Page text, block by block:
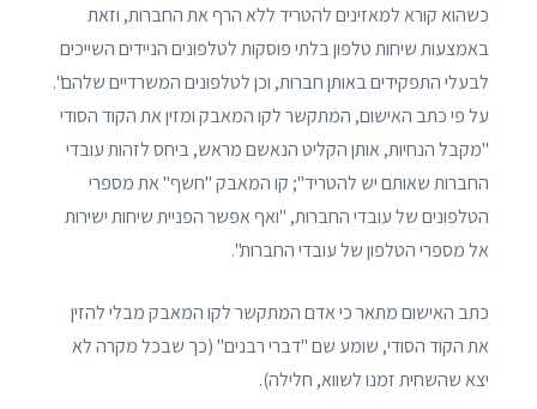
כשהוא קורא למאזינים להטריד ללא הרף את החברות, וזאת
באמצעות שיחות טלפון בלתי פוסקות לטלפונים הניידים השייכים
לבעלי התפקידים באותן חברות, וכן לטלפונים המשרדיים שלהם".
על פי כתב האישום, המתקשר לקו המאבק ומזין את הקוד הסודי
"מקבל הנחיות, אותן הקליט הנאשם מראש, ביחס לזהות עובדי
החברות שאותם יש להטריד"; קו המאבק "חשף" את מספרי
הטלפונים של עובדי החברות, "ואף אפשר הפניית שיחות ישירות
אל מספרי הטלפון של עובדי החברות".
כתב האישום מתאר כי אדם המתקשר לקו המאבק מבלי להזין
את הקוד הסודי, שומע שם "דברי רבנים" (כך שבכל מקרה לא
יצא שהשחית זמנו לשווא, חלילה).